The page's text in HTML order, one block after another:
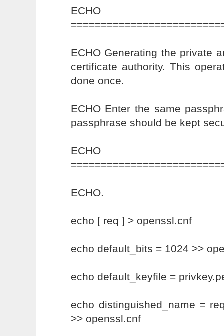
ECHO
ECHO Generating the private
certificate authority. This
done once.
ECHO Enter the same
passphrase should be kept
ECHO
ECHO.
echo [ req ] > openssl.cnf
echo default_bits = 1024 >>
echo default_keyfile =
echo distinguished_name =
>> openssl.cnf